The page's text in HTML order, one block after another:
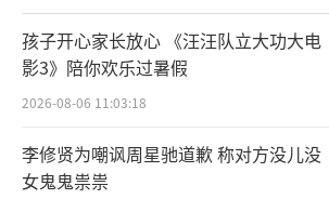
孩子开心家长放心 《汪汪队立大功大电
影3》陪你欢乐过暑假
2026-08-06 11:03:18
李修贤为嘲讽周星驰道歉 称对方没儿没
女鬼鬼祟祟